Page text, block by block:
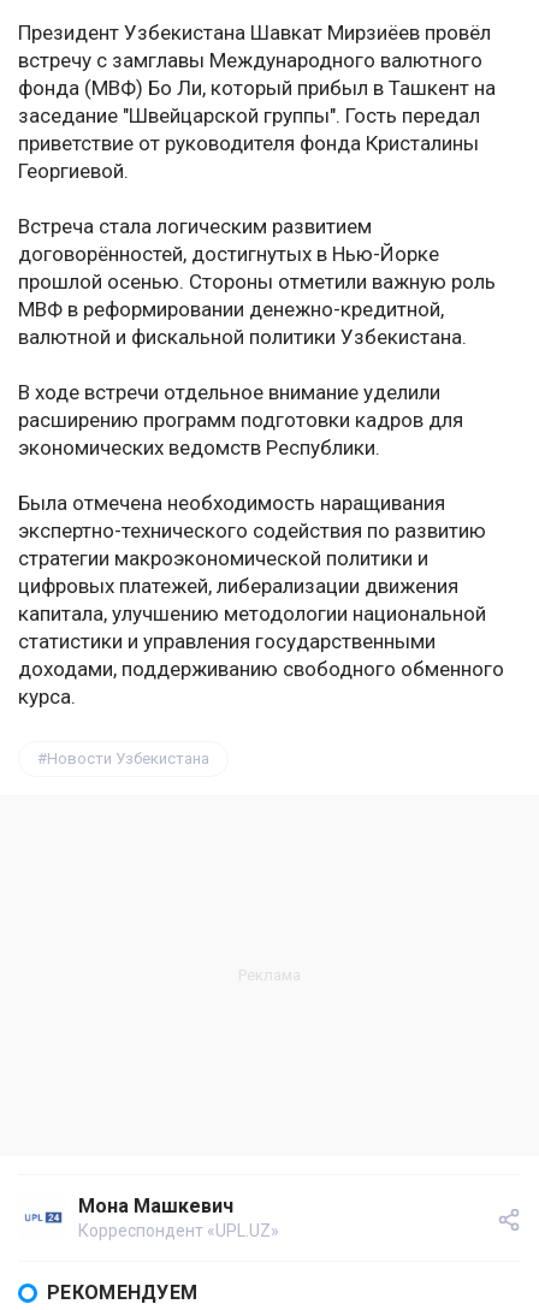
Президент Узбекистана Шавкат Мирзиёев провёл
встречу с замглавы Международного валютного
фонда (МВФ) Бо Ли, который прибыл в Ташкент на
заседание "Швейцарской группы". Гость передал
приветствие от руководителя фонда Кристалины
Георгиевой.
Встреча стала логическим развитием
договорённостей, достигнутых в Нью-Йорке
прошлой осенью. Стороны отметили важную роль
МВФ в реформировании денежно-кредитной,
валютной и фискальной политики Узбекистана.
В ходе встречи отдельное внимание уделили
расширению программ подготовки кадров для
экономических ведомств Республики.
Была отмечена необходимость наращивания
экспертно-технического содействия по развитию
стратегии макроэкономической политики и
цифровых платежей, либерализации движения
капитала, улучшению методологии национальной
статистики и управления государственными
доходами, поддерживанию свободного обменного
курса.
Новости Узбекистана
Мона Машкевич
Корреспондент «UPL.UZ»
РЕКОМЕНДУЕМ